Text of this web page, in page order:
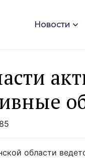
Новости
85
области